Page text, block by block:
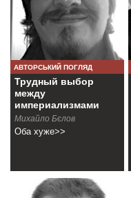
АВТОРСЬКИЙ ПОГЛЯД
Трудный выбор
между
империализмами
Михайло Бєлов
Оба хуже>>